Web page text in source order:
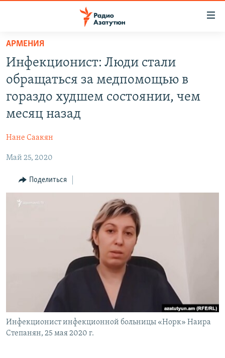
Перейти
основному
содержанию
Перейти
основной
Перейти
ГЛАВНАЯ
НОВОСТИ
ПОЛИТИКА
НАГОРНЫЙ КАРАБАХ
КУЛЬТУРА
СПОРТ
Все сайты Радио Азатутюн
АРМЕНИЯ
Инфекционист: Люди стали
обращаться за медпомощью в
гораздо худшем состоянии, чем
месяц назад
Нане Саакян
Май 25, 2020
Поделиться
Инфекционист инфекционной больницы «Норк» Наира
Степанян, 25 мая 2020 г.